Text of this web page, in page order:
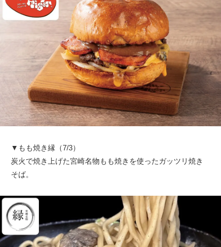
▼もも焼き縁（7/3）
炭火で焼き上げた宮崎名物もも焼きを使ったガッツリ焼き
そば。